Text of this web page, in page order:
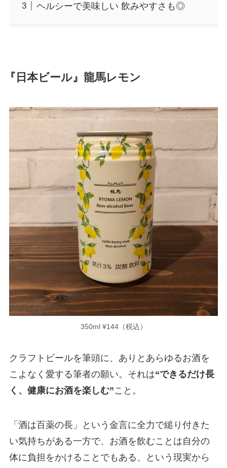
ヘルシーで美味しい 飲みやすさも◎
『日本ビール』龍馬レモン
350ml ¥144（税込）
クラフトビールを筆頭に、ありとあらゆるお酒を
こよなく愛する筆者の願い。それは“できるだけ長
く、健康にお酒を楽しむ”こと。
「酒は百薬の長」という金言に全力で縋り付きた
い気持ちがある一方で、お酒を飲むことは自分の
体に負担をかけることでもある、という現実から